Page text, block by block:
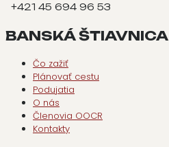
+421 45 694 96 53
BANSKÁ ŠTIAVNICA
Čo zažiť
Plánovať cestu
Podujatia
O nás
Členovia OOCR
Kontakty